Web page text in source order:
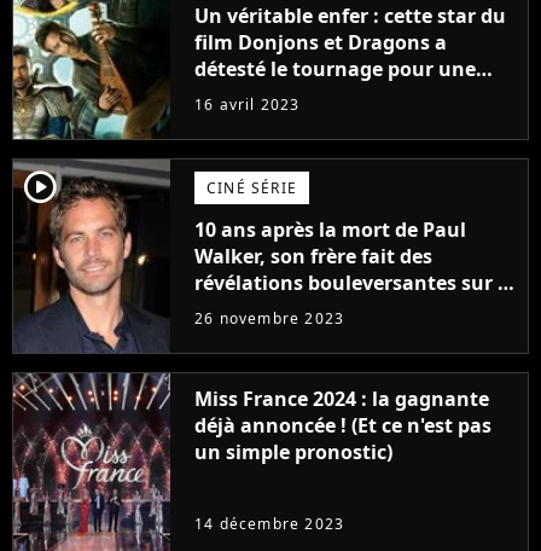
Un véritable enfer : cette star du
film Donjons et Dragons a
détesté le tournage pour une
raison très spéciale
16 avril 2023
player2 CINÉ SÉRIE
10 ans après la mort de Paul
Walker, son frère fait des
révélations bouleversantes sur la
réaction des acteurs de Fast and
26 novembre 2023
Miss France 2024 : la gagnante
déjà annoncée ! (Et ce n'est pas
un simple pronostic)
14 décembre 2023